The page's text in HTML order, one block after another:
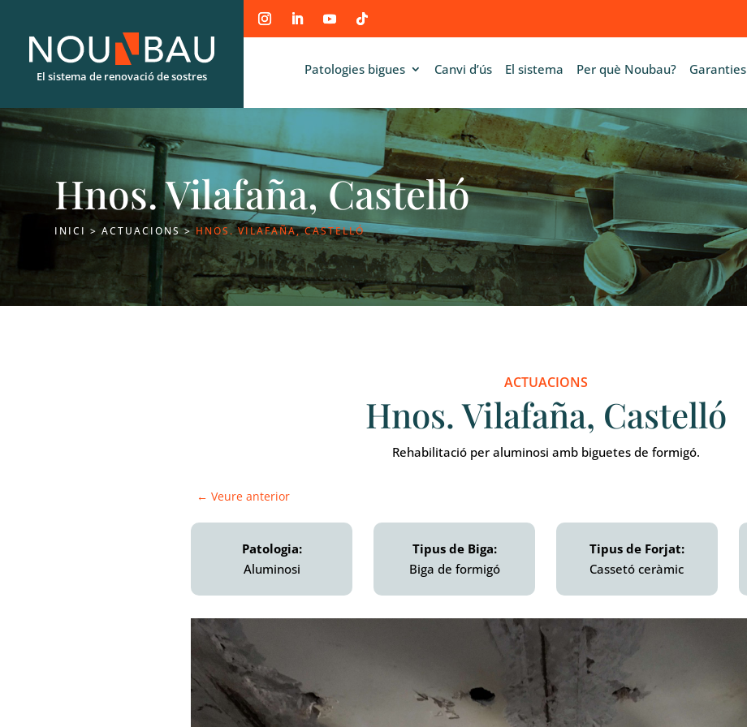
El sistema de renovació de sostres Patologies bigues Canvi d’ús El sistema Per què Noubau? Garanties
Hnos. Vilafaña, Castelló
INICI >ACTUACIONS>HNOS. VILAFAÑA, CASTELLÓ
ACTUACIONS
Hnos. Vilafaña, Castelló
Rehabilitació per aluminosi amb biguetes de formigó.
← Veure anterior
Patologia:
Aluminosi
Tipus de Biga:
Biga de formigó
Tipus de Forjat:
Cassetó ceràmic